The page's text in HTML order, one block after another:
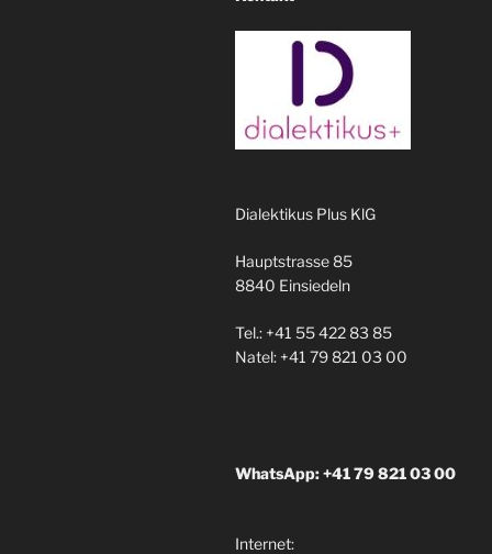
Dialektikus Plus KlG
Hauptstrasse 85
8840 Einsiedeln
Tel.: +41 55 422 83 85
Natel: +41 79 821 03 00
WhatsApp: +41 79 821 03 00
Internet: